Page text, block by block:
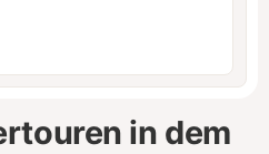
in dem